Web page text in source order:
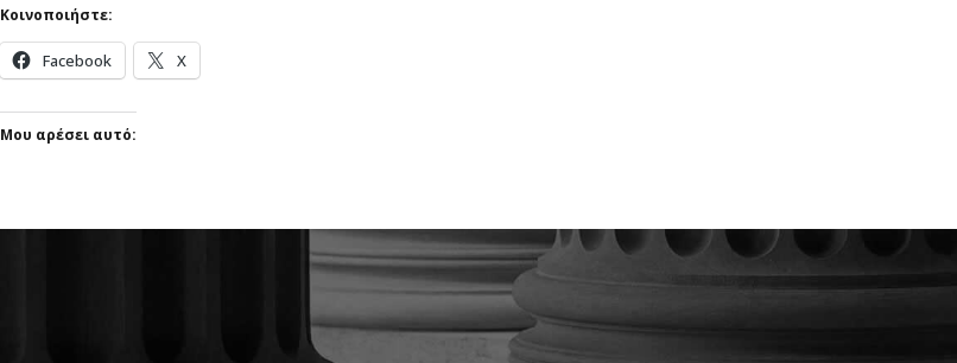
Κοινοποιήστε:
Facebook X
Μου αρέσει αυτό: